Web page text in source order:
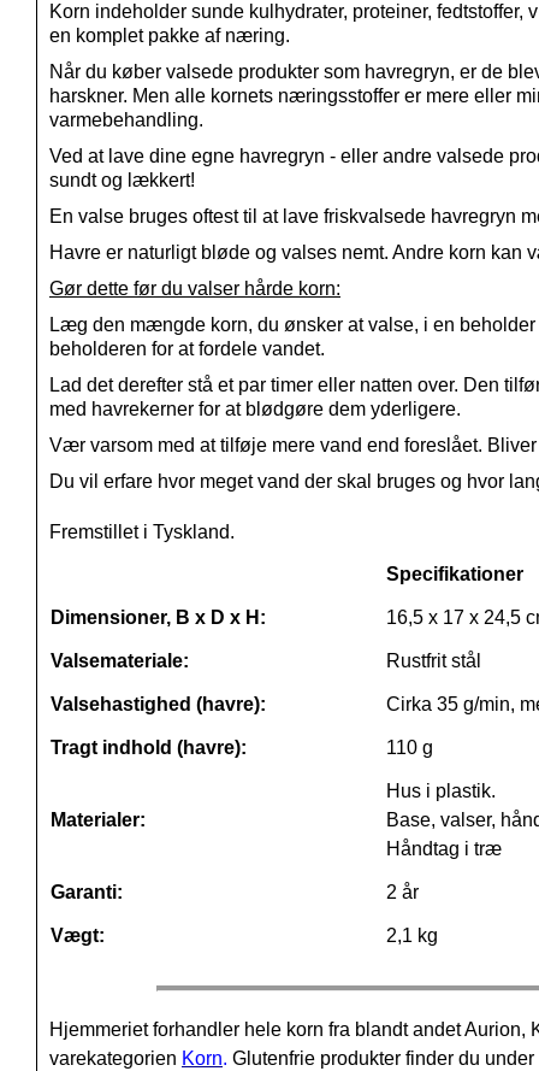
Korn indeholder sunde kulhydrater, proteiner,
en komplet pakke af næring.
Når du køber valsede produkter som havregryn, er de
harskner. Men alle kornets næringsstoffer er mere eller
varmebehandling.
Ved at lave dine egne havregryn - eller andre valsede
sundt og lækkert!
En valse bruges oftest til at lave friskvalsede havregryn
Havre er naturligt bløde og valses nemt. Andre korn
Gør dette før du valser hårde korn:
Læg den mængde korn, du ønsker at valse, i en
beholderen for at fordele vandet.
Lad det derefter stå et par timer eller natten over. Den
med havrekerner for at blødgøre dem yderligere.
Vær varsom med at tilføje mere vand end foreslået.
Du vil erfare hvor meget vand der skal bruges og hvor
Fremstillet i Tyskland.
Specifikationer
Dimensioner, B x D x H: 16,5 x 17 x 24,5
Valsemateriale: Rustfrit stål
Valsehastighed (havre): Cirka 35 g/min,
Tragt indhold (havre): 110 g
Materialer:
Hus i plastik.
Base, valser,
Håndtag i træ
Garanti: 2 år
Vægt: 2,1 kg
Hjemmeriet forhandler hele korn fra blandt andet
varekategorien Korn. Glutenfrie produkter finder du